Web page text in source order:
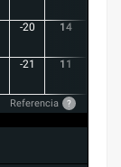
-20 14
-21 11
Referencia ?